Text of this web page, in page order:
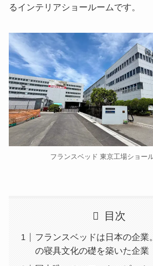
るインテリアショールームです。
フランスベッド 東京工場ショー
目次
フランスベッドは日本の企業
の寝具文化の礎を築いた企業